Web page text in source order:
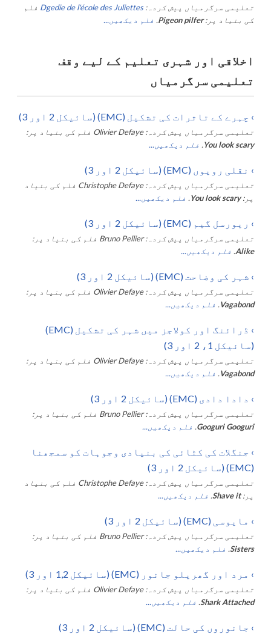
تعلیمی سرگرمیاں پیش کردہ: Dgedie de l'école des Juliettes فلم
کی بنیاد پر: Pigeon pilfer
. فلم دیکھیں...
اخلاقی اور شہری تعلیم کے لیے وقف
تعلیمی سرگرمیاں
› چہرے کے تاثرات کی تشکیل (EMC) (سائیکل 2 اور 3)
تعلیمی سرگرمیاں پیش کردہ: Olivier Defaye فلم کی بنیاد پر:
You look scary
. فلم دیکھیں...
› نقلی رویوں (EMC) (سائیکل 2 اور 3)
تعلیمی سرگرمیاں پیش کردہ: Christophe Defaye فلم کی بنیاد
پر: You look scary
. فلم دیکھیں...
› ریورسل گیم (EMC) (سائیکل 2 اور 3)
تعلیمی سرگرمیاں پیش کردہ: Bruno Pellier فلم کی بنیاد پر:
Alike
. فلم دیکھیں...
› شہر کی وضاحت (EMC) (سائیکل 2 اور 3)
تعلیمی سرگرمیاں پیش کردہ: Olivier Defaye فلم کی بنیاد پر:
Vagabond
. فلم دیکھیں...
›
ڈرائنگ اور کولاجز میں شہر کی تشکیل (EMC)
(سائیکل 1، 2 اور 3)
تعلیمی سرگرمیاں پیش کردہ: Olivier Defaye فلم کی بنیاد پر:
Vagabond
. فلم دیکھیں...
› دادا دادی (EMC) (سائیکل 2 اور 3)
تعلیمی سرگرمیاں پیش کردہ: Bruno Pellier فلم کی بنیاد پر:
Googuri Googuri
. فلم دیکھیں...
› جنگلات کی کٹائی کی بنیادی وجوہات کو سمجھنا
(EMC) (سائیکل 2 اور 3)
تعلیمی سرگرمیاں پیش کردہ: Christophe Defaye فلم کی بنیاد
پر: Shave it
. فلم دیکھیں...
› مایوسی (EMC) (سائیکل 2 اور 3)
تعلیمی سرگرمیاں پیش کردہ: Bruno Pellier فلم کی بنیاد پر:
Sisters
. فلم دیکھیں...
› مرد اور گھریلو جانور (EMC) (سائیکل 1,2 اور 3)
تعلیمی سرگرمیاں پیش کردہ: Olivier Defaye فلم کی بنیاد پر:
Shark Attached
. فلم دیکھیں...
› جانوروں کی حالت (EMC) (سائیکل 2 اور 3)